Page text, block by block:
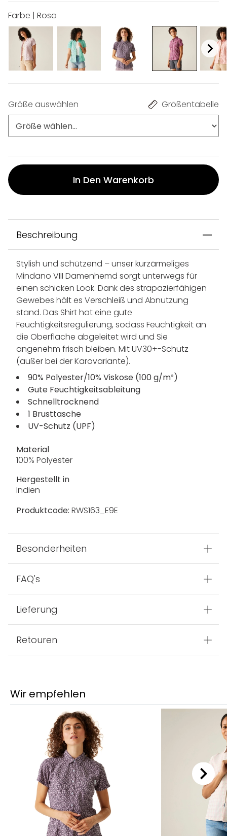
Farbe | Rosa
Größe auswählen Größentabelle
In Den Warenkorb
Beschreibung
Stylish und schützend – unser kurzärmeliges
Mindano VIII Damenhemd sorgt unterwegs für
einen schicken Look. Dank des strapazierfähigen
Gewebes hält es Verschleiß und Abnutzung
stand. Das Shirt hat eine gute
Feuchtigkeitsregulierung, sodass Feuchtigkeit an
die Oberfläche abgeleitet wird und Sie
angenehm frisch bleiben. Mit UV30+-Schutz
(außer bei der Karovariante).
90% Polyester/10% Viskose (100 g/m²)
Gute Feuchtigkeitsableitung
Schnelltrocknend
1 Brusttasche
UV-Schutz (UPF)
Material
100% Polyester
Hergestellt in
Indien
Produktcode: RWS163_E9E
Besonderheiten
FAQ's
Lieferung
Retouren
Wir empfehlen